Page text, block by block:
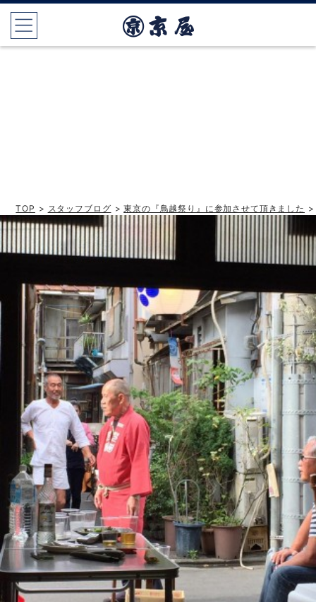
TOP > スタッフブログ >東京の『鳥越祭り』に参加させて頂きました